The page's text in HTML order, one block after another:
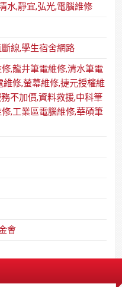
水,靜宜,弘光,電腦維修
線,學生宿舍網路
,龍井筆電維修,清水筆電
修,螢幕維修,捷元授權維
不加價,資料救援,中科筆
,工業區電腦維修,華碩筆
會